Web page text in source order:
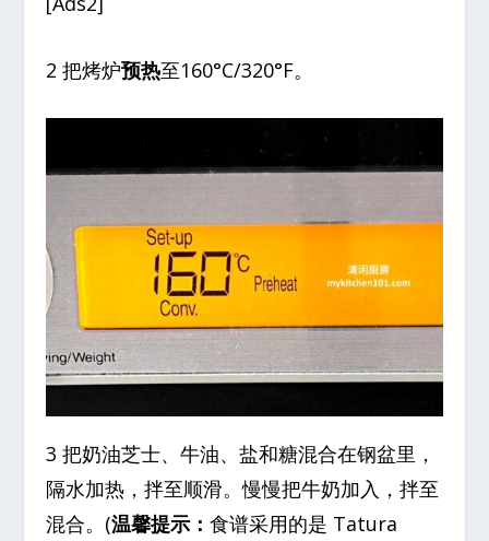
2 把烤炉预热至160°C/320°F。
3 把奶油芝士、牛油、盐和糖混合在钢盆里，
隔水加热，拌至顺滑。慢慢把牛奶加入，拌至
混合。(温馨提示：食谱采用的是 Tatura